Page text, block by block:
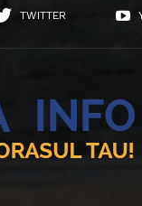
TWITTER